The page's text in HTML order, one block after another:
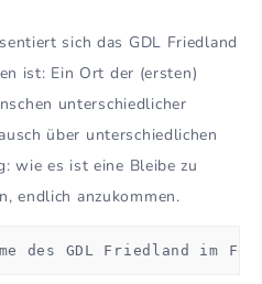
sich das GDL Friedland
ist: Ein Ort der (ersten)
unterschiedlicher
über unterschiedlichen
wie es ist eine Bleibe zu
endlich anzukommen.
des GDL Friedland im